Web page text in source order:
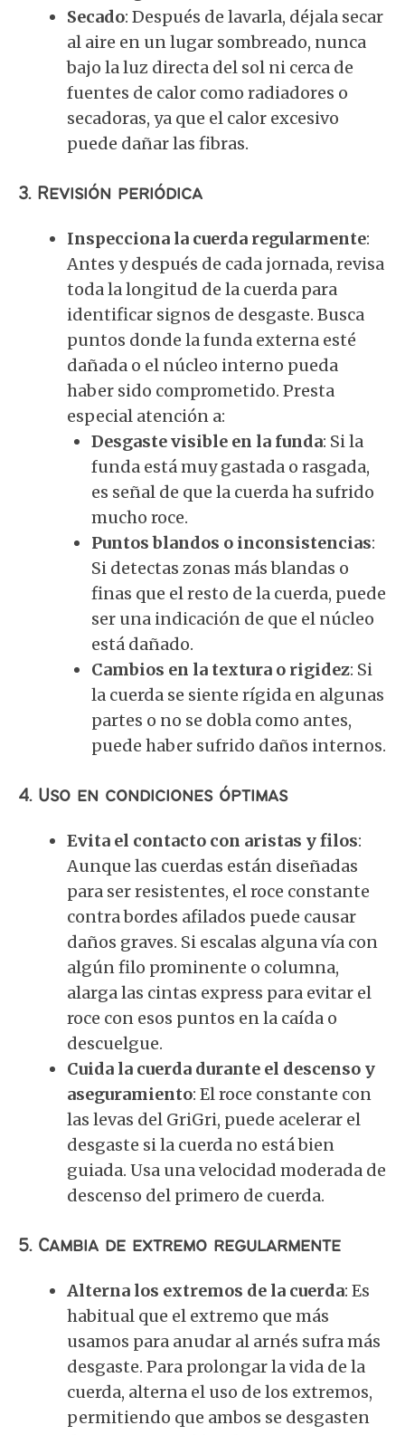
Secado: Después de lavarla, déjala secar
al aire en un lugar sombreado, nunca
bajo la luz directa del sol ni cerca de
fuentes de calor como radiadores o
secadoras, ya que el calor excesivo
puede dañar las fibras.
3. Revisión periódica
Inspecciona la cuerda regularmente:
Antes y después de cada jornada, revisa
toda la longitud de la cuerda para
identificar signos de desgaste. Busca
puntos donde la funda externa esté
dañada o el núcleo interno pueda
haber sido comprometido. Presta
especial atención a:
Desgaste visible en la funda: Si la
funda está muy gastada o rasgada,
es señal de que la cuerda ha sufrido
mucho roce.
Puntos blandos o inconsistencias:
Si detectas zonas más blandas o
finas que el resto de la cuerda, puede
ser una indicación de que el núcleo
está dañado.
Cambios en la textura o rigidez: Si
la cuerda se siente rígida en algunas
partes o no se dobla como antes,
puede haber sufrido daños internos.
4. Uso en condiciones óptimas
Evita el contacto con aristas y filos:
Aunque las cuerdas están diseñadas
para ser resistentes, el roce constante
contra bordes afilados puede causar
daños graves. Si escalas alguna vía con
algún filo prominente o columna,
alarga las cintas express para evitar el
roce con esos puntos en la caída o
descuelgue.
Cuida la cuerda durante el descenso y
aseguramiento: El roce constante con
las levas del GriGri, puede acelerar el
desgaste si la cuerda no está bien
guiada. Usa una velocidad moderada de
descenso del primero de cuerda.
5. Cambia de extremo regularmente
Alterna los extremos de la cuerda: Es
habitual que el extremo que más
usamos para anudar al arnés sufra más
desgaste. Para prolongar la vida de la
cuerda, alterna el uso de los extremos,
permitiendo que ambos se desgasten